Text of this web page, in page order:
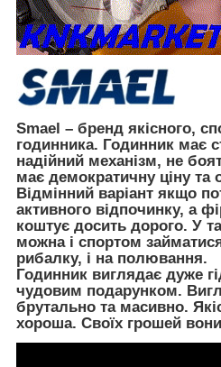
Smael – бренд якісного,
годинника. Годинник має
надійний механізм, не
має демократичну ціну та
Відмінний варіант якщо
активного відпочинку, а
коштує досить дорого. У
можна і спортом
рибалку, і на полювання.
Годинник виглядає дуже
чудовим подарунком.
брутально та масивно.
хороша. Своїх грошей